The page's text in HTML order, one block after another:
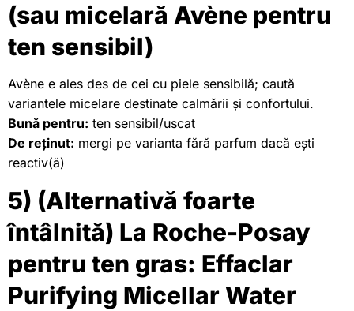
(sau micelară Avène pentru
ten sensibil)
Avène e ales des de cei cu piele sensibilă; caută
variantele micelare destinate calmării și confortului.
Bună pentru: ten sensibil/uscat
De reținut: mergi pe varianta fără parfum dacă ești
reactiv(ă)
5) (Alternativă foarte
întâlnită) La Roche-Posay
pentru ten gras: Effaclar
Purifying Micellar Water